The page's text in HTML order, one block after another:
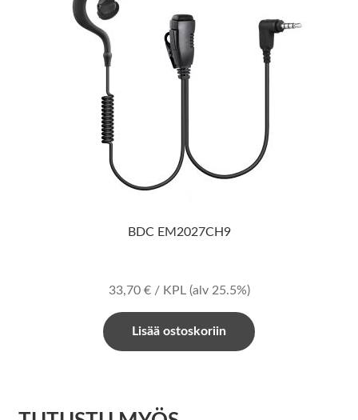
BDC EM2027CH9
33,70 €/ KPL (alv 25.5%)
Lisää ostoskoriin